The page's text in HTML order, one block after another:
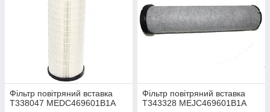
Фільтр повітряний вставка
T338047 MEDC469601B1A
Фільтр повітряний вставка
T343328 MEJC469601B1A